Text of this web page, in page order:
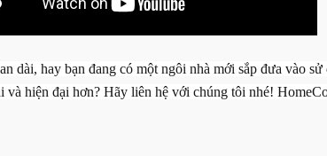
dài, hay bạn đang có một ngôi nhà mới sắp đưa vào
hiện đại hơn? Hãy liên hệ với chúng tôi nhé!